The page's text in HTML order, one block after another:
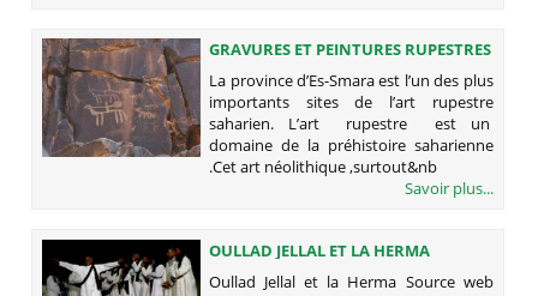
GRAVURES ET PEINTURES RUPESTRES
La province d’Es-Smara est l’un des plus
importants sites de l’art rupestre
saharien. L’art rupestre est un
domaine de la préhistoire saharienne
.Cet art néolithique ,surtout&nb
Savoir plus...
OULLAD JELLAL ET LA HERMA
Oullad Jellal et la Herma Source web